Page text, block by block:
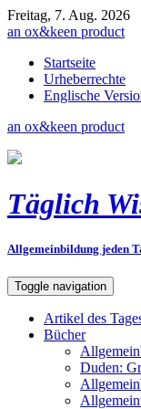
Freitag, 7. Aug. 2026
an ox&keen product
Startseite
Urheberrechte
Englische
an ox&keen product
Täglich
Allgemeinbildung jeden
Toggle navigation
Artikel des
Bücher
Duden: